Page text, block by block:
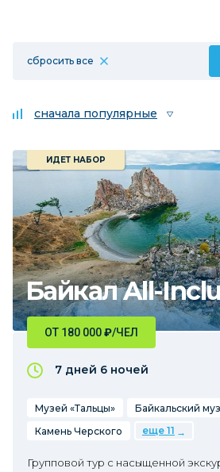
сбросить все
сначала популярные
Байкал All-
ИДЕТ НАБОР
ОТ 180 000₽/ЧЕЛ
7 дней 6 ночей
Музей «Тальцы»
Байкальский
Камень Черского
еще 11
Групповой тур с насыщенной